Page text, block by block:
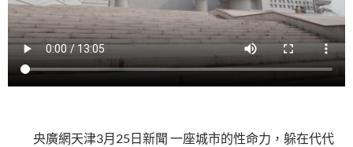
央廣網天津3月25日新聞 一座城市的性命力，躲在代代